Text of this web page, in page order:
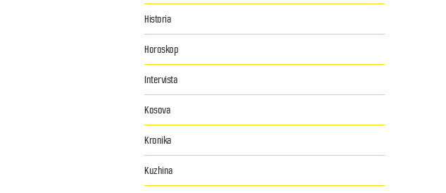
Historia
Horoskop
Intervista
Kosova
Kronika
Kuzhina